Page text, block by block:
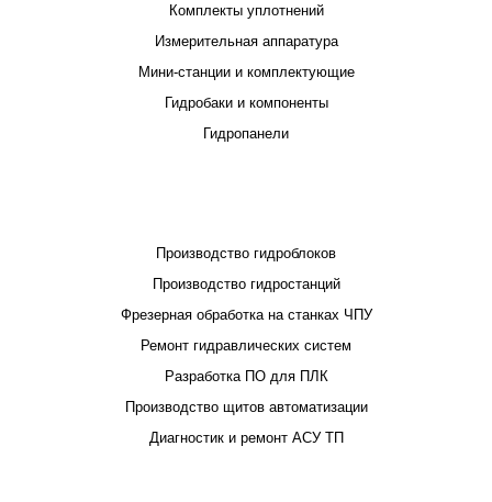
Комплекты уплотнений
Измерительная аппаратура
Мини-станции и комплектующие
Гидробаки и компоненты
Гидропанели
Производство гидроблоков
Производство гидростанций
Фрезерная обработка на станках ЧПУ
Ремонт гидравлических систем
Разработка ПО для ПЛК
Производство щитов автоматизации
Диагностик и ремонт АСУ ТП